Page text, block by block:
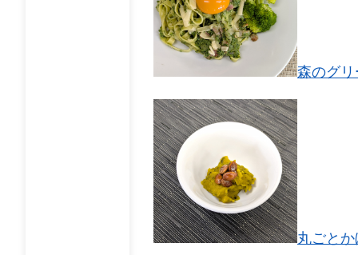
森のグ
丸ごと